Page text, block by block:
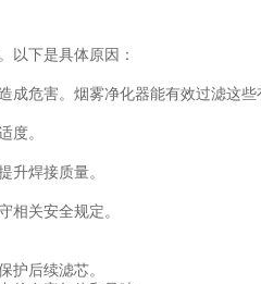
以下是具体原因：
危害。烟雾净化器能有效过滤这些
度。
升焊接质量。
相关安全规定。
护后续滤芯。